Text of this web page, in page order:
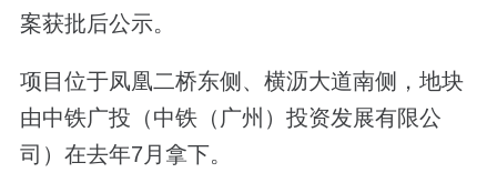
案获批后公示。
项目位于凤凰二桥东侧、横沥大道南侧，地块
由中铁广投（中铁（广州）投资发展有限公
司）在去年7月拿下。